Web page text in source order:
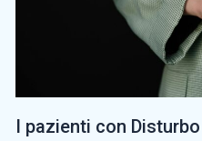
I pazienti con